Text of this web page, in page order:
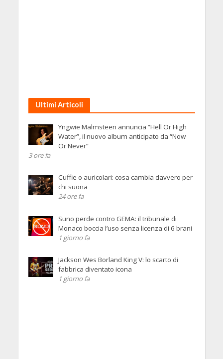
Ultimi Articoli
Yngwie Malmsteen annuncia “Hell Or High
Water”, il nuovo album anticipato da “Now
Or Never”
3 ore fa
Cuffie o auricolari: cosa cambia davvero per
chi suona
24 ore fa
Suno perde contro GEMA: il tribunale di
Monaco boccia l’uso senza licenza di 6 brani
1 giorno fa
Jackson Wes Borland King V: lo scarto di
fabbrica diventato icona
1 giorno fa